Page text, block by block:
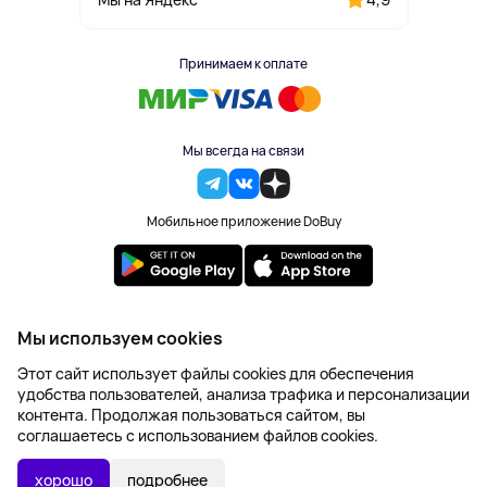
УТОЧНИТЬ НАЛИЧИЕ
Принимаем к оплате
Мы всегда на связи
Мобильное приложение DoBuy
2023-2026 © DoBuy. Все права защищены
Правила обработки персональных данных
Пользовательское соглашение
Оферта
Создание сайта – NetLab
Мы используем cookies
Этот сайт использует файлы cookies для обеспечения
удобства пользователей, анализа трафика и персонализации
контента. Продолжая пользоваться сайтом, вы
соглашаетесь с использованием файлов cookies.
хорошо подробнее